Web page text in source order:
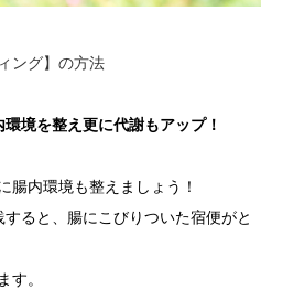
ング】の方法
境を整え更に代謝もアップ！
腸内環境も整えましょう！
ると、腸にこびりついた宿便がと
す。